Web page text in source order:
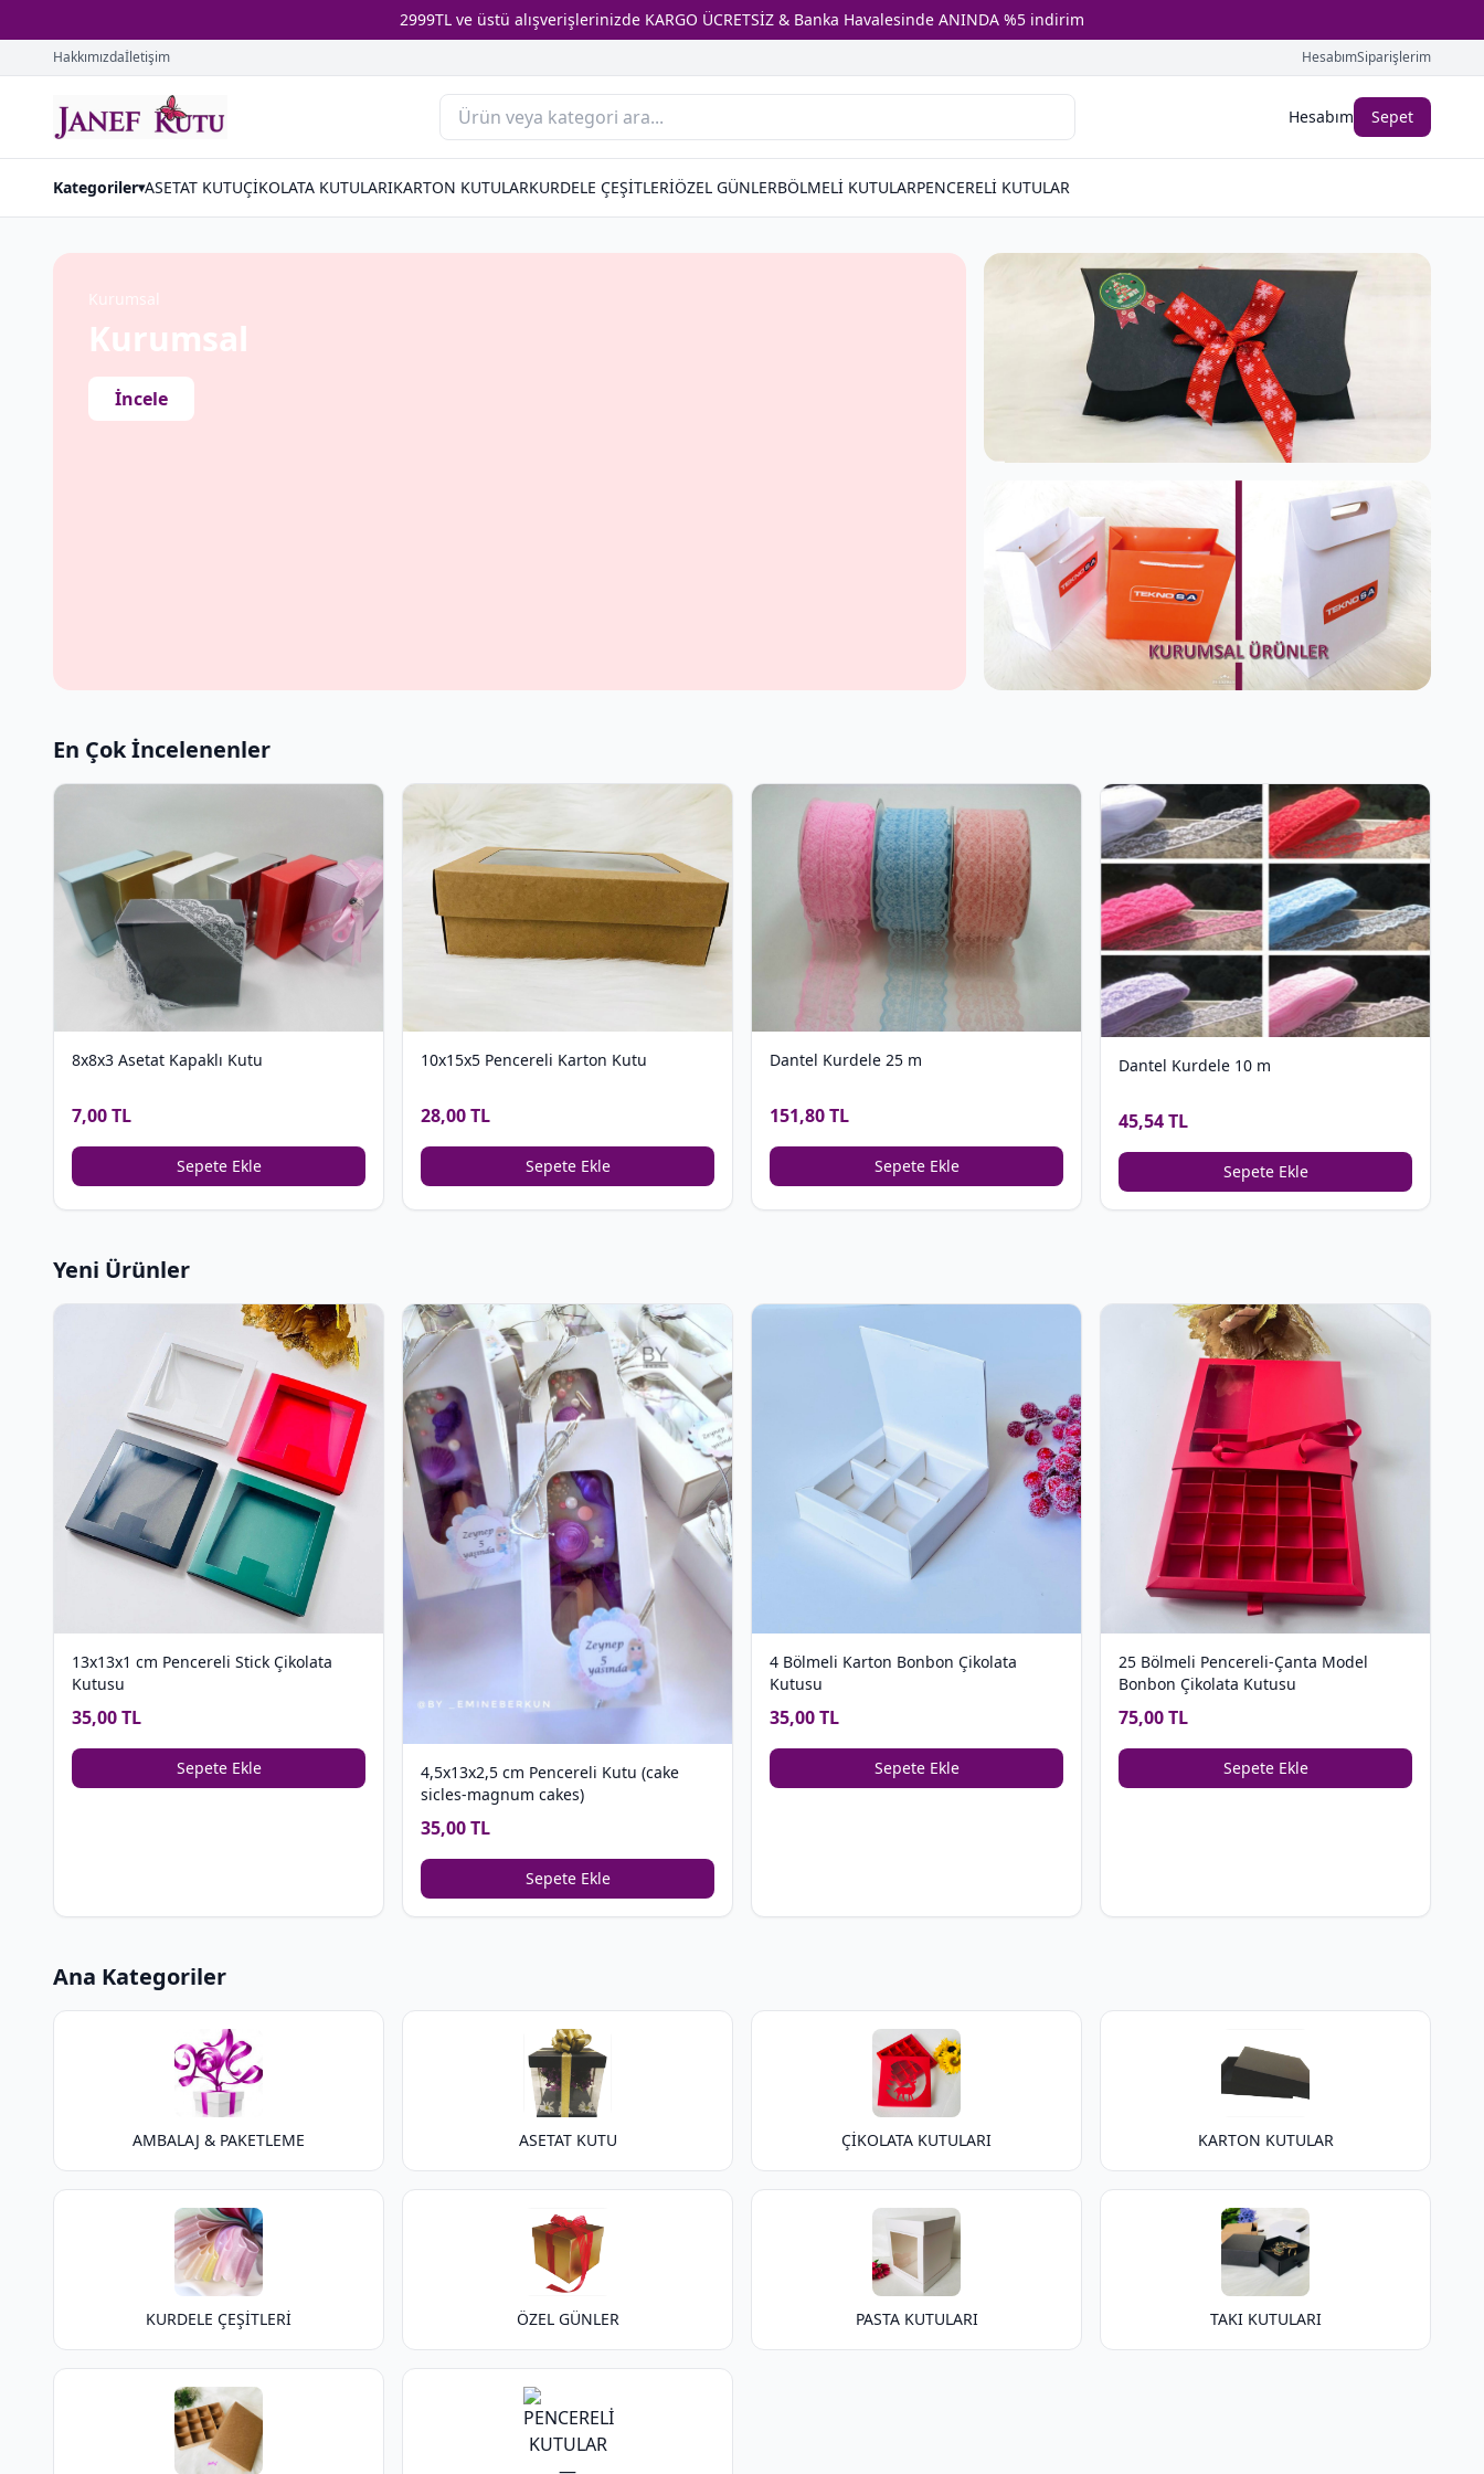
2999TL ve üstü alışverişlerinizde KARGO ÜCRETSİZ & Banka Havalesinde ANINDA %5 indirim
Hakkımızdaİletişim HesabımSiparişlerim
Hesabım Sepet
Kategoriler▾ASETAT KUTUÇİKOLATA KUTULARIKARTON KUTULARKURDELE ÇEŞİTLERİÖZEL GÜNLERBÖLMELİ KUTULARPENCERELİ KUTULAR
Kurumsal
Kurumsal
İncele
En Çok İncelenenler
8x8x3 Asetat Kapaklı Kutu
7,00 TL
Sepete Ekle
10x15x5 Pencereli Karton Kutu
28,00 TL
Sepete Ekle
Dantel Kurdele 25 m
151,80 TL
Sepete Ekle
Dantel Kurdele 10 m
45,54 TL
Sepete Ekle
Yeni Ürünler
13x13x1 cm Pencereli Stick Çikolata
Kutusu
35,00 TL
Sepete Ekle
4,5x13x2,5 cm Pencereli Kutu (cake
sicles-magnum cakes)
35,00 TL
Sepete Ekle
4 Bölmeli Karton Bonbon Çikolata
Kutusu
35,00 TL
Sepete Ekle
25 Bölmeli Pencereli-Çanta Model
Bonbon Çikolata Kutusu
75,00 TL
Sepete Ekle
Ana Kategoriler
AMBALAJ & PAKETLEME ASETAT KUTU ÇİKOLATA KUTULARI KARTON KUTULAR
KURDELE ÇEŞİTLERİ ÖZEL GÜNLER PASTA KUTULARI TAKI KUTULARI